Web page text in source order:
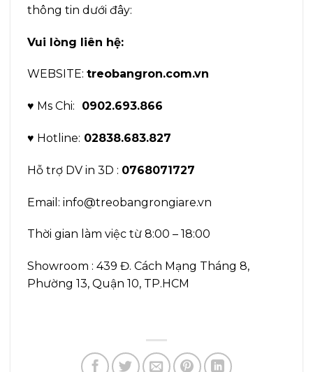
thông tin dưới đây:
Vui lòng liên hệ:
WEBSITE: treobangron.com.vn
♥ Ms Chi: 0902.693.866
♥ Hotline: 02838.683.827
Hỗ trợ DV in 3D : 0768071727
Email: info@treobangrongiare.vn
Thời gian làm việc từ 8:00 – 18:00
Showroom : 439 Đ. Cách Mạng Tháng 8,
Phường 13, Quận 10, TP.HCM